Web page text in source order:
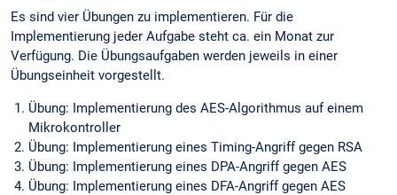
Es sind vier Übungen zu implementieren. Für die
Implementierung jeder Aufgabe steht ca. ein Monat zur
Verfügung. Die Übungsaufgaben werden jeweils in einer
Übungseinheit vorgestellt.
Übung: Implementierung des AES-Algorithmus auf einem
Mikrokontroller
Übung: Implementierung eines Timing-Angriff gegen RSA
Übung: Implementierung eines DPA-Angriff gegen AES
Übung: Implementierung eines DFA-Angriff gegen AES